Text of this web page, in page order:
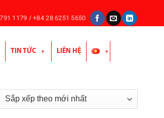
1179 / +84 28 6251 5650
TIN TỨC LIÊN HỆ